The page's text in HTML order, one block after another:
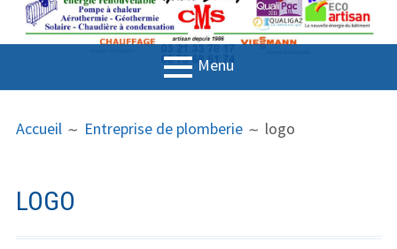
Menu
PRINCIPAL
Solutions de chauffage
Aérothermie et Géothermie
D'ARIANE
Accueil Entreprise de plomberie logo
LOGO